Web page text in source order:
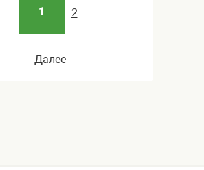
1 2
Далее